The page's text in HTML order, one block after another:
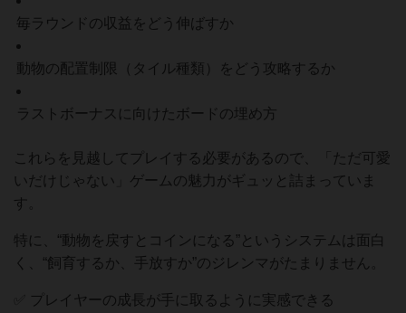
毎ラウンドの収益をどう伸ばすか
動物の配置制限（タイル種類）をどう攻略するか
ラストボーナスに向けたボードの埋め方
これらを見越してプレイする必要があるので、「ただ可愛
いだけじゃない」ゲームの魅力がギュッと詰まっていま
す。
特に、“動物を戻すとコインになる”というシステムは面白
く、“飼育するか、手放すか”のジレンマがたまりません。
✅ プレイヤーの成長が手に取るように実感できる